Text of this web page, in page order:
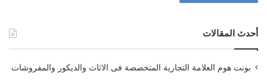
أحدث المقالات
بونت هوم العلامة التجارية المتخصصة فى الاثاث والديكور والمفروشات